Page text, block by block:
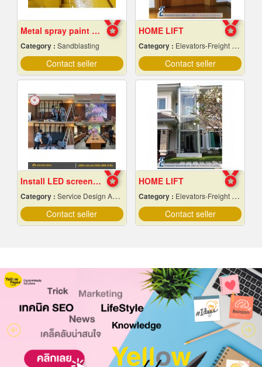
Metal spray paint Chonburi
Category : Sandblasting
Contact seller
HOME LIFT
Category : Elevators-Freight & Passenger
Contact seller
Install LED screens inside the auditorium
Category : Service Design And Advertising 24 Hours.
Contact seller
HOME LIFT
Category : Elevators-Freight & Passenger
Contact seller